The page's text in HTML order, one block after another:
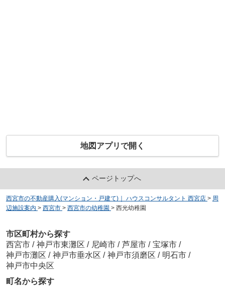
地図アプリで開く
ページトップへ
西宮市の不動産購入(マンション・戸建て)｜ ハウスコンサルタント 西宮店 > 周
辺施設案内 > 西宮市 > 西宮市の幼稚園 > 西光幼稚園
市区町村から探す
西宮市 / 神戸市東灘区 / 尼崎市 / 芦屋市 / 宝塚市 /
神戸市灘区 / 神戸市垂水区 / 神戸市須磨区 / 明石市 /
神戸市中央区
町名から探す